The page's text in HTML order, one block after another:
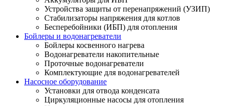
Устройства защиты от перенапряжений (УЗИП)
Стабилизаторы напряжения для котлов
Бесперебойники (ИБП) для отопления
Бойлеры и водонагреватели
Бойлеры косвенного нагрева
Водонагреватели накопительные
Проточные водонагреватели
Комплектующие для водонагревателей
Насосное оборудование
Установки для отвода конденсата
Циркуляционные насосы для отопления